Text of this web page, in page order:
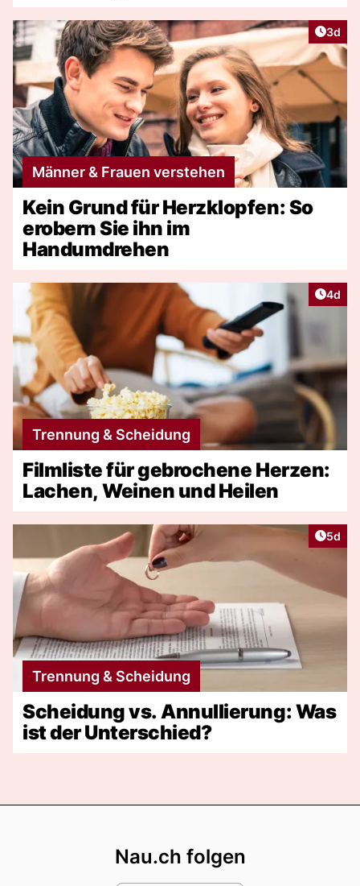
3d
Männer & Frauen verstehen
Kein Grund für Herzklopfen: So
erobern Sie ihn im
Handumdrehen
4d
Trennung & Scheidung
Filmliste für gebrochene Herzen:
Lachen, Weinen und Heilen
5d
Trennung & Scheidung
Scheidung vs. Annullierung: Was
ist der Unterschied?
Nau.ch folgen